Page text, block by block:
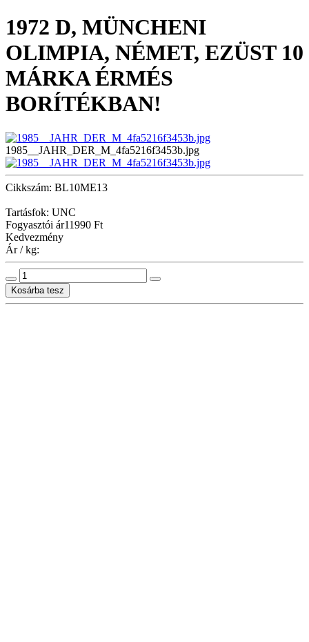
1972 D, MÜNCHENI
OLIMPIA, NÉMET, EZÜST 10
MÁRKA ÉRMÉS
BORÍTÉKBAN!
1985__JAHR_DER_M_4fa5216f3453b.jpg
Cikkszám: BL10ME13
Tartásfok: UNC
Fogyasztói ár11990 Ft
Kedvezmény
Ár / kg: